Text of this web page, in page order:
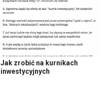
Jak zrobić na kurnikach
inwestycyjnych